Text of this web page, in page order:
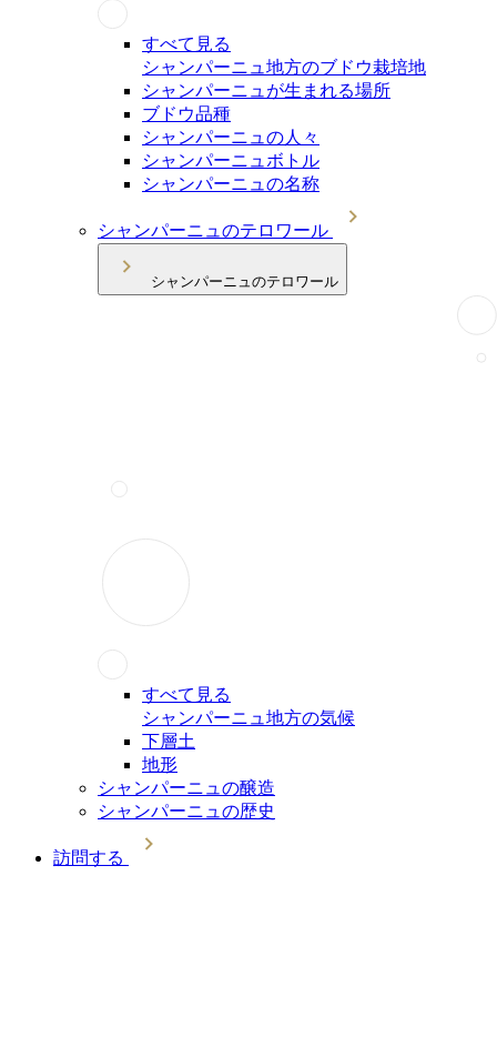
すべて見る
シャンパーニュ地方のブドウ栽培地
シャンパーニュが生まれる場所
ブドウ品種
シャンパーニュの人々
シャンパーニュボトル
シャンパーニュの名称
シャンパーニュのテロワール
シャンパーニュのテロワール
すべて見る
シャンパーニュ地方の気候
下層土
地形
シャンパーニュの醸造
シャンパーニュの歴史
訪問する